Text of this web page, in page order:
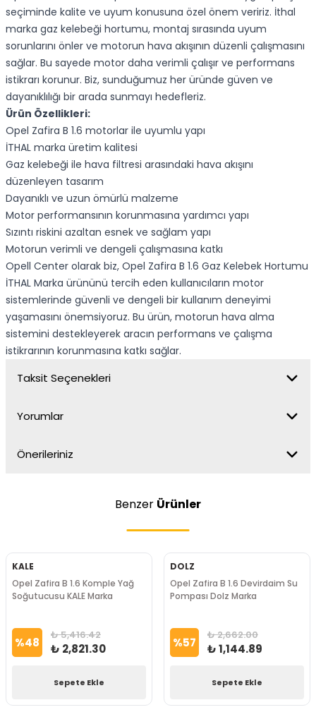
seçiminde kalite ve uyum konusuna özel önem veririz. İthal
marka gaz kelebeği hortumu, montaj sırasında uyum
sorunlarını önler ve motorun hava akışının düzenli çalışmasını
sağlar. Bu sayede motor daha verimli çalışır ve performans
istikrarı korunur. Biz, sunduğumuz her üründe güven ve
dayanıklılığı bir arada sunmayı hedefleriz.
Ürün Özellikleri:
Opel Zafira B 1.6 motorlar ile uyumlu yapı
İTHAL marka üretim kalitesi
Gaz kelebeği ile hava filtresi arasındaki hava akışını
düzenleyen tasarım
Dayanıklı ve uzun ömürlü malzeme
Motor performansının korunmasına yardımcı yapı
Sızıntı riskini azaltan esnek ve sağlam yapı
Motorun verimli ve dengeli çalışmasına katkı
Opell Center olarak biz, Opel Zafira B 1.6 Gaz Kelebek Hortumu
İTHAL Marka ürününü tercih eden kullanıcıların motor
sistemlerinde güvenli ve dengeli bir kullanım deneyimi
yaşamasını önemsiyoruz. Bu ürün, motorun hava alma
sistemini destekleyerek aracın performans ve çalışma
istikrarının korunmasına katkı sağlar.
Taksit Seçenekleri
Yorumlar
Önerileriniz
Benzer Ürünler
KALE
Opel Zafira B 1.6 Komple Yağ
Soğutucusu KALE Marka
%48 ₺ 5,416.42
₺ 2,821.30
Sepete Ekle
DOLZ
Opel Zafira B 1.6 Devirdaim Su
Pompası Dolz Marka
%57 ₺ 2,662.00
₺ 1,144.89
Sepete Ekle